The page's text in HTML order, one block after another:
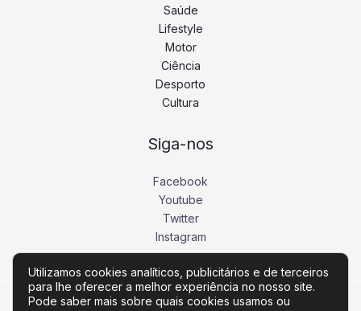
Saúde
Lifestyle
Motor
Ciência
Desporto
Cultura
Siga-nos
Facebook
Youtube
Twitter
Instagram
Utilizamos cookies analíticos, publicitários e de terceiros
para lhe oferecer a melhor experiência no nosso site.
Pode saber mais sobre quais cookies usamos ou